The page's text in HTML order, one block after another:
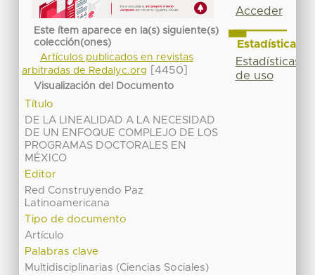
Este ítem aparece en la(s) siguiente(s)
colección(ones)
Artículos publicados en revistas
arbitradas de Redalyc.org
[4450]
Visualización del Documento
Título
DE LA LINEALIDAD A LA NECESIDAD
DE UN ENFOQUE COMPLEJO DE LOS
PROGRAMAS DOCTORALES EN
MÉXICO
Editor
Red Construyendo Paz
Latinoamericana
Tipo de documento
Artículo
Palabras clave
Multidisciplinarias (Ciencias Sociales)
Acceder
Estadísticas
Estadísticas
de uso